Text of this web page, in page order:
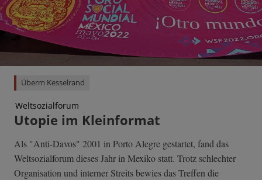
Überm Kesselrand
Weltsozialforum
Utopie im Kleinformat
Als "Anti-Davos" 2001 in Porto Alegre gestartet, fand das
Weltsozialforum dieses Jahr in Mexiko statt. Trotz schlechter
Organisation und interner Streits bewies das Treffen die